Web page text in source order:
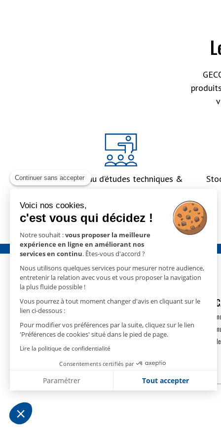
Continuer sans accepter
Voici nos cookies,
c'est vous qui décidez !
Notre souhait :vous proposer la meilleure
expérience en ligne en améliorant nos
services en continu. Êtes-vous d'accord ?
Nous utilisons quelques services pour mesurer notre audience,
entretenir la relation avec vous et vous proposer la navigation
la plus fluide possible !
Vous pourrez à tout moment changer d'avis en cliquant sur le
lien ci-dessous :
Pour modifier vos préférences par la suite, cliquez sur le lien
'Préférences de cookies' situé dans le pied de page.
Lire la politique de confidentialité
Consentements certifiés par
Paramétrer Tout accepter
Notre plateforme vous permet d'adapter et de gérer
Un bureau d’études techniques &
GECO- 15 rue Nicolas Cugnot
67410 DRUSENHEIM
T.+33(0)3 88 18 11 18
contact@geco.fr
Déshumidification
Déshumidification
Déshumidification